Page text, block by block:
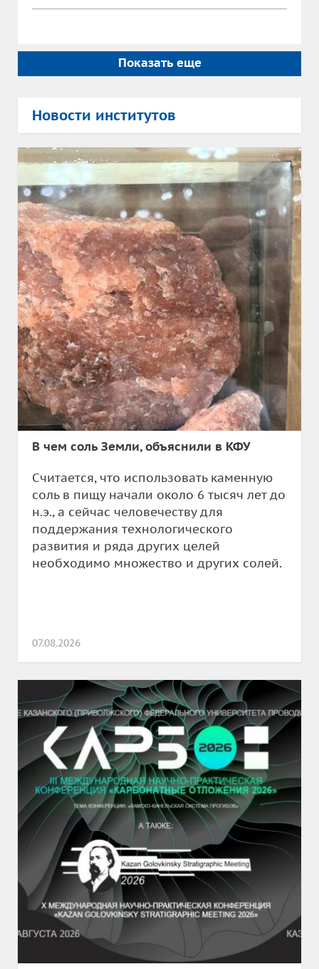
Показать еще
Новости институтов
В чем соль Земли, объяснили в КФУ
Считается, что использовать каменную
соль в пищу начали около 6 тысяч лет до
н.э., а сейчас человечеству для
поддержания технологического
развития и ряда других целей
необходимо множество и других солей.
07.08.2026